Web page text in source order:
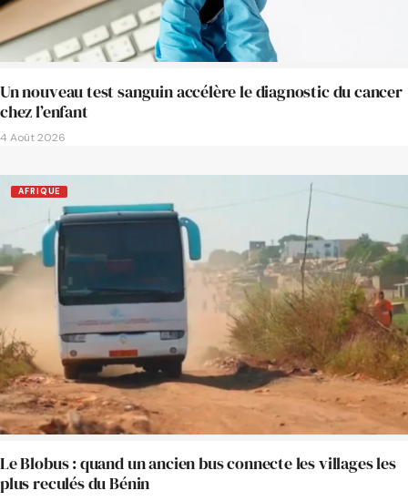
Un nouveau test sanguin accélère le diagnostic du cancer
chez l’enfant
4 Août 2026
AFRIQUE
Le Blobus : quand un ancien bus connecte les villages les
plus reculés du Bénin